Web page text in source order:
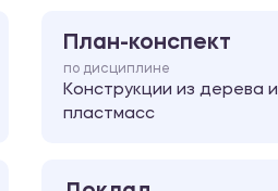
План-конспект
по дисциплине
Конструкции из дерева и
пластмасс